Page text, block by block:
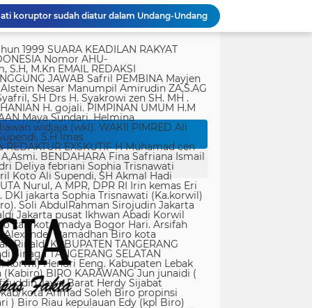
koruptor sudah diatur dalam Undang-Undang
Polda Metro Jaya Gelar Seminar Hukum Bahas Perluasan Objek Praperadilan dalam KUHAP Baru
empat warga China buronan pemerintah
Singapura di ruangan Kepala Kanim Jaksel
Satgas TMMD ke-129 Kodim 1505/Tidore Bangun Rumah Layak Huni untuk Warga Kurang Mampu di Wasile Tengah
Jurnalis Diduga Diintimidasi di FIF Tangcity, PWI dan JTR: “Ini Ancaman Serius Kebebasan Pers”
jelas. Media siber mewajibkan setiap pengguna untuk melakukan registrasi keanggotaan dan melakukan proses log-in terlebih dahulu untuk dapat mempublikasikan semua bentuk Isi Buatan Pengguna. Ketentuan mengenai log-in akan diatur lebih lanjut. Dalam registrasi tersebut, media siber mewajibkan pengguna memberi persetujuan tertulis bahwa Isi Buatan Pengguna yang dipublikasikan: Tidak memuat isi bohong, fitnah, sadis dan cabul; Tidak memuat isi yang mengandung prasangka dan kebencian terkait dengan suku, agama, ras, dan antargolongan (SARA), serta menganjurkan tindakan kekerasan; Tidak memuat isi diskriminatif atas dasar perbedaan jenis kelamin dan bahasa, serta tidak merendahkan martabat orang lemah, miskin, sakit, cacat jiwa, atau cacat jasmani. Media siber memiliki kewenangan mutlak untuk mengedit atau menghapus Isi Buatan Pengguna yang bertentangan dengan butir (c). Media siber wajib menyediakan mekanisme pengaduan Isi Buatan Pengguna yang dinilai melanggar ketentuan pada butir (c). Mekanisme tersebut harus disediakan di tempat yang dengan mudah dapat diakses pengguna. Media siber wajib menyunting, menghapus, dan melakukan tindakan koreksi setiap Isi Buatan Pengguna yang dilaporkan dan melanggar ketentuan butir (c), sesegera mungkin secara proporsional selambat-lambatnya 2 x 24 jam setelah pengaduan diterima. Media siber yang telah memenuhi ketentuan pada butir (a), (b), (c), dan (f) tidak dibebani tanggung jawab atas masalah yang ditimbulkan akibat pemuatan isi yang melanggar ketentuan pada butir (c). Media siber bertanggung jawab atas Isi Buatan Pengguna yang dilaporkan bila tidak mengambil tindakan koreksi setelah batas waktu sebagaimana tersebut pada butir (f). 4. Ralat, Koreksi, dan Hak Jawab Ralat, koreksi, dan hak jawab mengacu pada Undang-Undang Pers, Kode Etik Jurnalistik, dan Pedoman Hak Jawab yang ditetapkan Dewan Pers. Ralat, koreksi dan atau hak jawab wajib ditautkan pada berita yang diralat, dikoreksi atau yang diberi hak jawab. Di setiap berita ralat, koreksi, dan hak jawab wajib dicantumkan waktu pemuatan ralat, koreksi, dan atau hak jawab tersebut. Bila suatu berita media siber tertentu disebarluaskan media siber lain, maka: Tanggung jawab media siber pembuat berita terbatas pada berita yang dipublikasikan di media siber tersebut atau media siber yang berada di bawah otoritas teknisnya; Koreksi berita yang dilakukan oleh sebuah media siber, juga harus dilakukan oleh media siber lain yang mengutip berita dari media siber yang dikoreksi itu; Media yang menyebarluaskan berita dari sebuah media siber dan tidak melakukan koreksi atas berita sesuai yang dilakukan oleh media siber pemilik dan atau pembuat berita tersebut, bertanggung jawab penuh atas semua akibat hukum dari berita yang tidak dikoreksinya itu. Sesuai dengan Undang-Undang Pers, media siber yang tidak melayani hak jawab dapat dijatuhi sanksi hukum pidana denda paling banyak Rp500.000.000 (Lima ratus juta rupiah). 5. Pencabutan Berita Berita yang sudah dipublikasikan tidak dapat dicabut karena alasan penyensoran dari pihak luar redaksi, kecuali terkait masalah SARA, kesusilaan, masa depan anak, pengalaman traumatik korban atau berdasarkan pertimbangan khusus lain yang ditetapkan Dewan Pers. Media siber lain wajib mengikuti pencabutan kutipan berita dari media asal yang telah dicabut. Pencabutan berita wajib disertai dengan alasan pencabutan dan diumumkan kepada publik. 6. Iklan Media siber wajib membedakan dengan tegas antara produk berita dan iklan. Setiap berita/artikel/isi yang merupakan iklan dan atau isi berbayar wajib mencantumkan keterangan ”advertorial”, ”iklan”, ”ads”, ”spons